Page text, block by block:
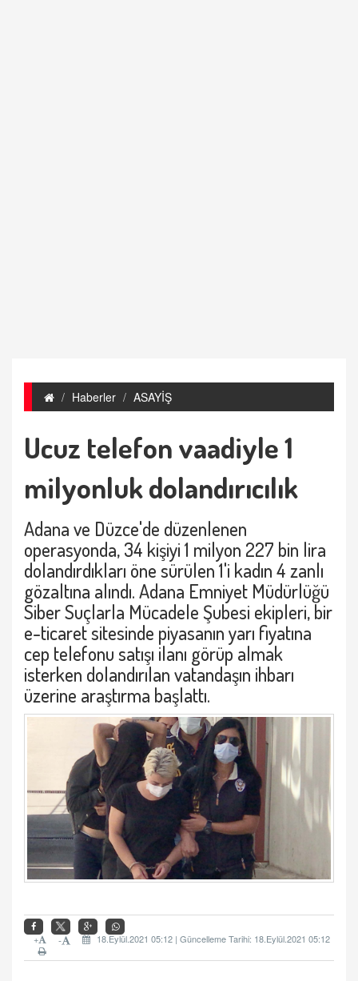
Haberler ASAYİŞ
Ucuz telefon vaadiyle 1
milyonluk dolandırıcılık
Adana ve Düzce'de düzenlenen
operasyonda, 34 kişiyi 1 milyon 227 bin lira
dolandırdıkları öne sürülen 1'i kadın 4 zanlı
gözaltına alındı. Adana Emniyet Müdürlüğü
Siber Suçlarla Mücadele Şubesi ekipleri, bir
e-ticaret sitesinde piyasanın yarı fiyatına
cep telefonu satışı ilanı görüp almak
isterken dolandırılan vatandaşın ihbarı
üzerine araştırma başlattı.
18.Eylül.2021 05:12 | Güncelleme Tarihi: 18.Eylül.2021 05:12
-
+